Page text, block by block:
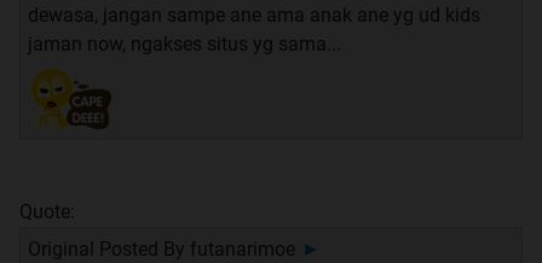
dewasa, jangan sampe ane ama anak ane yg ud kids
jaman now, ngakses situs yg sama...
Quote:
Original Posted By futanarimoe ►